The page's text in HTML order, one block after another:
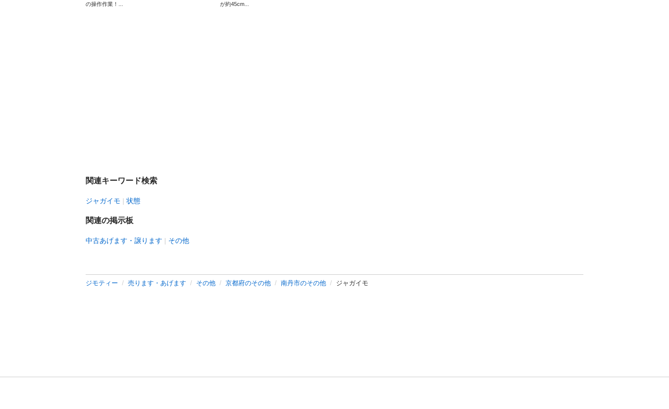
の操作作業！...
が約45cm...
関連キーワード検索
ジャガイモ 状態
関連の掲示板
中古あげます・譲ります その他
ジモティー 売ります・あげます その他 京都府のその他 南丹市のその他 ジャガイモ